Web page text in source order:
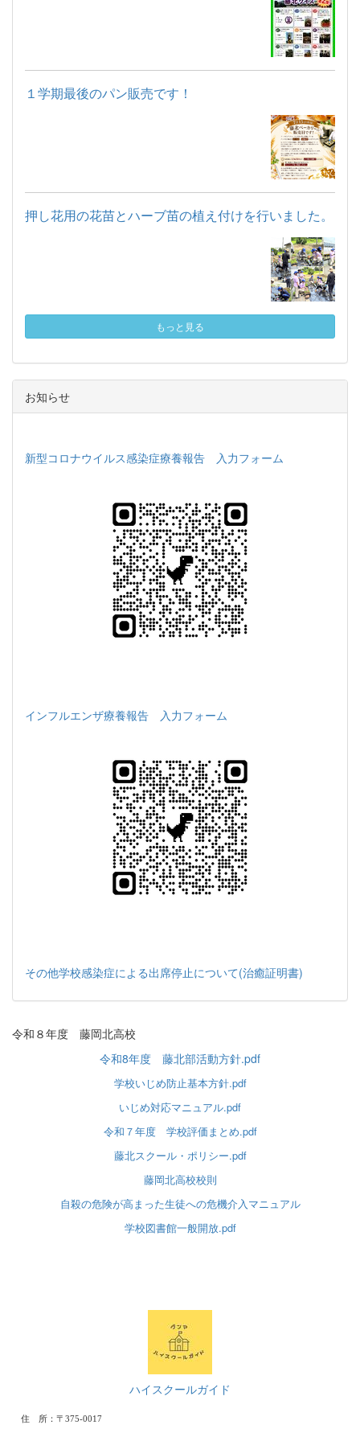
１学期最後のパン販売です！
押し花用の花苗とハーブ苗の植え付けを行いました。
もっと見る
お知らせ
新型コロナウイルス感染症療養報告 入力フォーム
インフルエンザ療養報告 入力フォーム
その他学校感染症による出席停止について(治癒証明書)
令和８年度 藤岡北高校
令和8年度 藤北部活動方針.pdf
学校いじめ防止基本方針.pdf
いじめ対応マニュアル.pdf
令和７年度 学校評価まとめ.pdf
藤北スクール・ポリシー.pdf
藤岡北高校校則
自殺の危険が高まった生徒への危機介入マニュアル
学校図書館一般開放.pdf
ハイスクールガイド
住 所：〒375-0017